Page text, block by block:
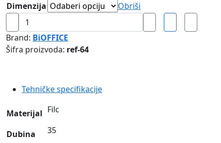
Dimenzija
Obriši
Oglasna
filc
vitrina
sa
okvirom
Brand: BiOFFICE
Šifra proizvoda: ref-64
Tehničke specifikacije
Materijal Filc
Dubina 35